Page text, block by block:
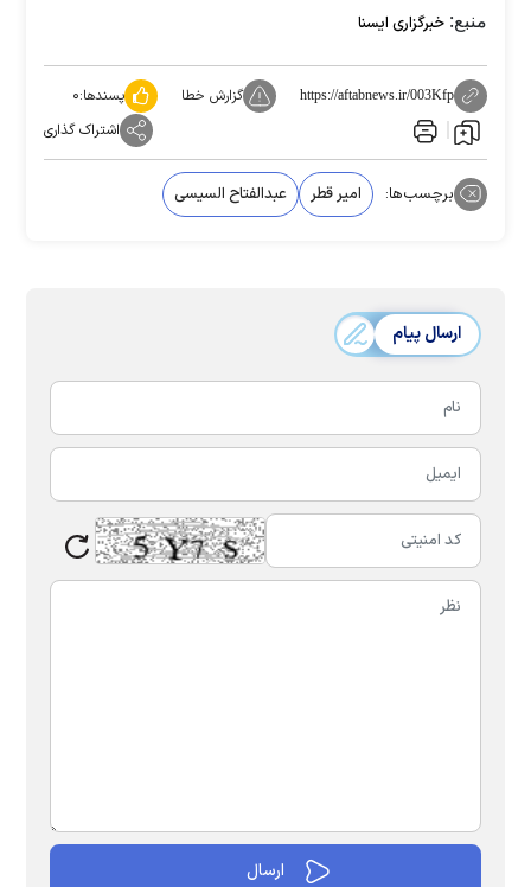
منبع: خبرگزاری ایسنا
https://aftabnews.ir/003Kfp گزارش خطا پسندها:۰
اشتراک گذاری
برچسب‌ها: امیر قطر عبدالفتاح السیسی
ارسال پیام